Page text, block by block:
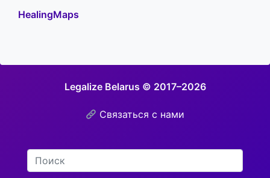
HealingMaps
Legalize Belarus © 2017–2026
Связаться с нами